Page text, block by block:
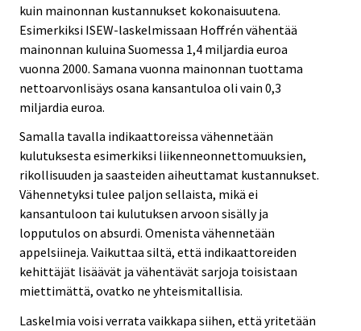
kuin mainonnan kustannukset kokonaisuutena.
Esimerkiksi ISEW-laskelmissaan Hoffrén vähentää
mainonnan kuluina Suomessa 1,4 miljardia euroa
vuonna 2000. Samana vuonna mainonnan tuottama
nettoarvonlisäys osana kansantuloa oli vain 0,3
miljardia euroa.
Samalla tavalla indikaattoreissa vähennetään
kulutuksesta esimerkiksi liikenneonnettomuuksien,
rikollisuuden ja saasteiden aiheuttamat kustannukset.
Vähennetyksi tulee paljon sellaista, mikä ei
kansantuloon tai kulutuksen arvoon sisälly ja
lopputulos on absurdi. Omenista vähennetään
appelsiineja. Vaikuttaa siltä, että indikaattoreiden
kehittäjät lisäävät ja vähentävät sarjoja toisistaan
miettimättä, ovatko ne yhteismitallisia.
Laskelmia voisi verrata vaikkapa siihen, että yritetään